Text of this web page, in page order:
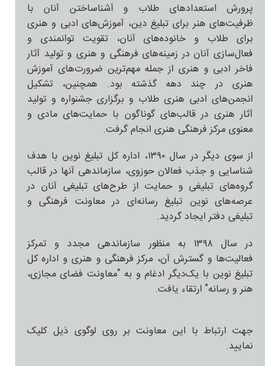
پرورش استعدادهای طلاب و آشناساختن آنان با
ظرفیت‌های هنر برای تبلیغ دین، آموزش‌های ادبی و هنری
برای طلاب و خانوده‌های آنان، تقویت توانمندی و
فعال‌سازی آنان در زمینه‌های فرهنگی و هنری و تولید آثار
فاخر ادبی و هنری از جمله مهم‌ترین ضرورت‌های آموزش
هنری در چند دهه گذشته بود. همچنین، تشکیل
انجمن‌های ادبی هنری طلاب و برگزاری جشنواره و تولید
آثار هنری در قالب‌های گوناگون با حمایت‌های مادی و
معنوی مرکز فرهنگی هنری انجام گرفت.
از سوی دیگر در سال ۱۳۹۰، اداره کل تبلیغ نوین با هدف
شناسایی و جذب فعالان حوزوی، سازماندهی آنها در قالب
گروه‌‌های تبلیغی و حمایت‌ از طرح‌های تبلیغی آنان در
عرصه‌های نوین تبلیغ رسانه‌ای در معاونت فرهنگی و
تبلیغی دفتر ایجاد گردید.
در سال ۱۳۹۸ به منظور سازماندهی مجدد و تمرکز
فعالیت‌ها و گسترش آن، مرکز فرهنگی و هنری و اداره کل
تبلیغ نوین با یک‌دیگر ادغام و به "معاونت فضای مجازی،
هنر و رسانه" ارتقاء یافت.
جهت ارتباط با این معاونت بر روی لوگوی ذیل کلیک
نمایید.